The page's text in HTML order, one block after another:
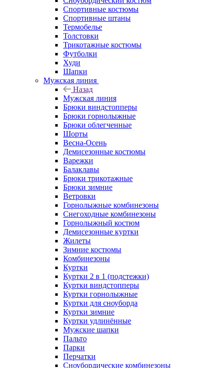
Спортивные костюмы
Спортивные штаны
Термобелье
Толстовки
Трикотажные костюмы
Футболки
Худи
Шапки
Мужская линия
Назад
Мужская линия
Брюки виндстопперы
Брюки горнолыжные
Брюки облегченные
Шорты
Весна-Осень
Демисезонные костюмы
Варежки
Балаклавы
Брюки трикотажные
Брюки зимние
Ветровки
Горнолыжные комбинезоны
Снегоходные комбинезоны
Горнолыжный костюм
Демисезонные куртки
Жилеты
Зимние костюмы
Комбинезоны
Куртки
Куртки 2 в 1 (подстежки)
Куртки виндстопперы
Куртки горнолыжные
Куртки для сноуборда
Куртки зимние
Куртки удлинённые
Мужские шапки
Пальто
Парки
Перчатки
Сноубордические комбинезоны